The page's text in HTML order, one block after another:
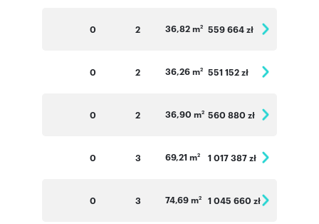
0 2 36,82 m2 559 664 zł
0 2 36,26 m2 551 152 zł
0 2 36,90 m2 560 880 zł
0 3 69,21 m2 1 017 387 zł
0 3 74,69 m2 1 045 660 zł